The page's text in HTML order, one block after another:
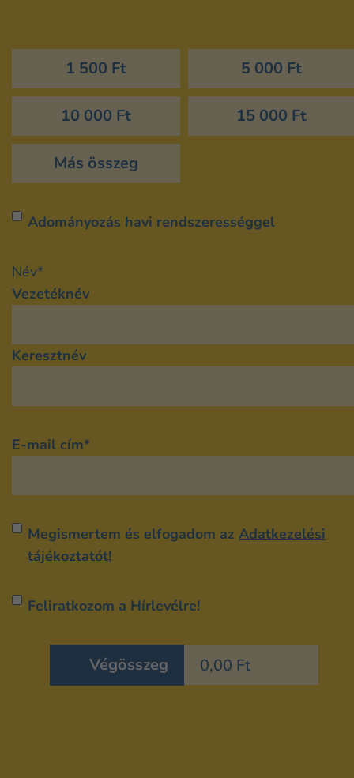
Adomány1 500 Ft 5 000 Ft
10 000 Ft 15 000 Ft
Más összeg
Rendszeres
Adományozás havi rendszerességgel
Név*
Vezetéknév
Keresztnév
E-mail cím*
Adatvédelem*
Megismertem és elfogadom az Adatkezelési
tájékoztatót!
Hírlevél
Feliratkozom a Hírlevélre!
Végösszeg